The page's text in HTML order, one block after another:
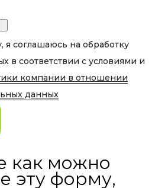
я соглашаюсь на обработку
в соответствии с условиями и
компании в отношении
данных
как можно
эту форму,